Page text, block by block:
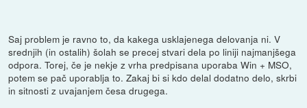
Saj problem je ravno to, da kakega usklajenega delovanja ni. V
srednjih (in ostalih) šolah se precej stvari dela po liniji najmanjšega
odpora. Torej, če je nekje z vrha predpisana uporaba Win + MSO,
potem se pač uporablja to. Zakaj bi si kdo delal dodatno delo, skrbi
in sitnosti z uvajanjem česa drugega.